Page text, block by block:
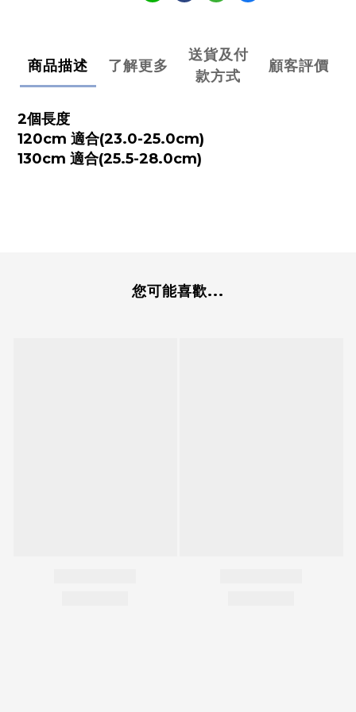
商品描述 了解更多
送貨及付
款方式
顧客評價
2個長度
120cm 適合(23.0-25.0cm)
130cm 適合(25.5-28.0cm)
您可能喜歡...